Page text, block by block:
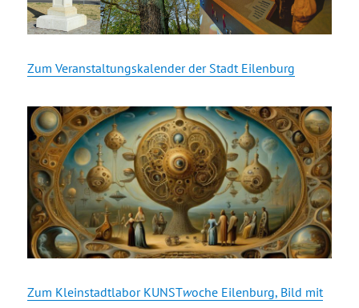
Zum Veranstaltungskalender der Stadt Eilenburg
Zum Kleinstadtlabor KUNSTwoche Eilenburg, Bild mit